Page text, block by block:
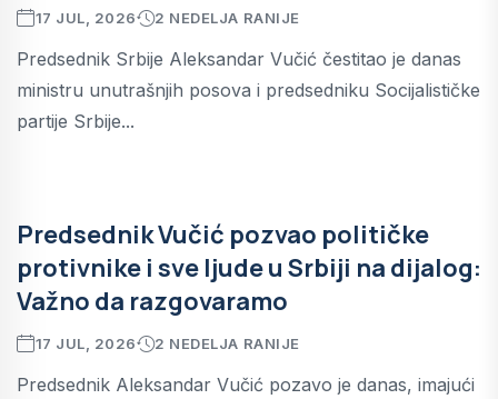
17 JUL, 2026 2 NEDELJA RANIJE
Predsednik Srbije Aleksandar Vučić čestitao je danas
ministru unutrašnjih posova i predsedniku Socijalističke
partije Srbije...
Predsednik Vučić pozvao političke
protivnike i sve ljude u Srbiji na dijalog:
Važno da razgovaramo
17 JUL, 2026 2 NEDELJA RANIJE
Predsednik Aleksandar Vučić pozavo je danas, imajući